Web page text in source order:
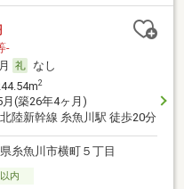
-
なし
2
月(築26年4ヶ月)
北陸新幹線 糸魚川駅 徒歩20分
糸魚川市横町５丁目
内